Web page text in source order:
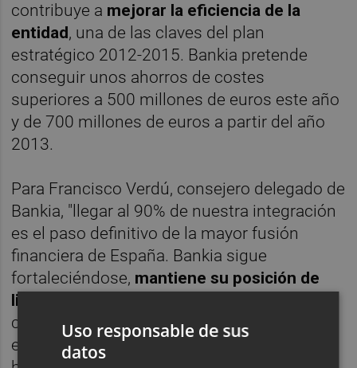
contribuye a mejorar la eficiencia de la
entidad, una de las claves del plan
estratégico 2012-2015. Bankia pretende
conseguir unos ahorros de costes
superiores a 500 millones de euros este año
y de 700 millones de euros a partir del año
2013.
Para Francisco Verdú, consejero delegado de
Bankia, "llegar al 90% de nuestra integración
es el paso definitivo de la mayor fusión
financiera de España. Bankia sigue
fortaleciéndose, mantiene su posición de
liderazgo en el mercado
capacidad de superar retos en uno de los
entornos económicos más difíciles que se
Uso responsable de sus
datos